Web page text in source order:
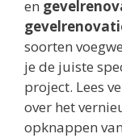
en
soorten
je de juiste
project. Lees
over het
opknappen